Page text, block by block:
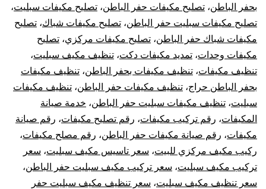
بحفر الباطن، تصليح مكيفات حفر الباطن، تصليح مكيفات سبليت،
تصليح مكيفات سبليت حفر الباطن، تصليح مكيفات شباك، تصليح
مكيفات شباك حفر الباطن، تصليح مكيفات مركزي، تصليح
مكيفات وحدات، تمديد مكيفات دكت، تنظيف مكيف سبليت،
تنظيف مكيفات، تنظيف مكيفات بحفر الباطن، تنظيف مكيفات
بحفر الباطن حراج، تنظيف مكيفات حفر الباطن، تنظيف مكيفات
سبليت، تنظيف مكيفات سبليت حفر الباطن، خدمة صيانة
المكيفات، رقم تركيب مكيفات، رقم تصليح مكيفات، رقم صيانة
مكيفات، رقم صيانة مكيفات حفر الباطن، رقم مصلح مكيفات،
ركيب مكيف مركزي للبيت، سعر تاسيس مكيف سبليت، سعر
تركيب مكيف سبليت، سعر تركيب مكيف سبليت حفر الباطن،
سعر تنظيف مكيف سبليت، سعر تنظيف مكيف سبليت حفر